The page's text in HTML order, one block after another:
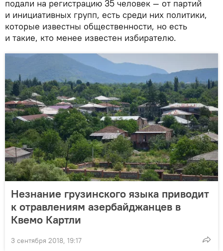
подали на регистрацию 35 человек — от партий
и инициативных групп, есть среди них политики,
которые известны общественности, но есть
и такие, кто менее известен избирателю.
Незнание грузинского языка приводит
к отравлениям азербайджанцев в
Квемо Картли
3 сентября 2018, 19:17